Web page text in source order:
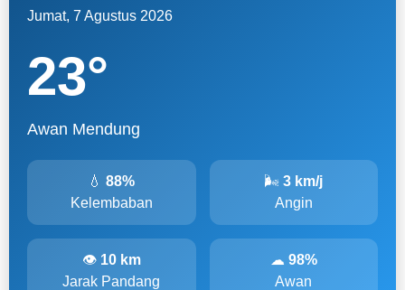
Jumat, 7 Agustus 2026
23°
Awan Mendung
💧88%
Kelembaban
🌬3 km/j
Angin
👁 10 km
Jarak Pandang
☁ 98%
Awan